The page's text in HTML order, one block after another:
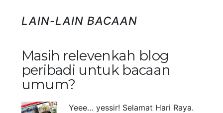
LAIN-LAIN BACAAN
Masih relevenkah blog
peribadi untuk bacaan
umum?
Yeee… yessir! Selamat Hari Raya.